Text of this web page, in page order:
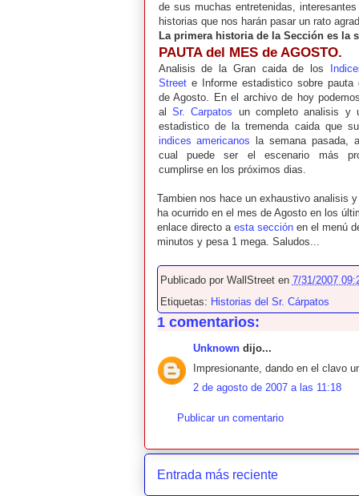
de sus muchas entretenidas,
historias que nos harán pasar un rato
La primera historia de la Sección es la
PAUTA del MES de AGOSTO.
Analisis de la Gran caida de los
Streete Informe estadistico sobre pauta
de Agosto. En el archivo de hoy
al Sr. Carpatos un completo analisis y
estadistico de la tremenda caida que
indices americanos la semana pasada,
cual puede ser el escenario más
cumplirse en los próximos dias.
Tambien nos hace un exhaustivo analisis
ha ocurrido en el mes de Agosto en los
enlace directo a esta secciónen el menú
minutos y pesa 1 mega. Saludos...
Publicado por WallStreet en 7/31/2007
Etiquetas: Historias del Sr. Cárpatos
1 comentarios:
Unknowndijo...
Impresionante, dando en el clavo
2 de agosto de 2007 a las 11:18
Publicar un comentario
Entrada más reciente